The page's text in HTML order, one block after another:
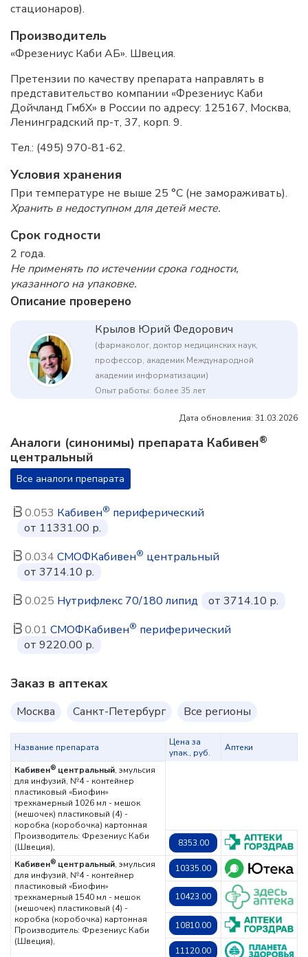
стационаров).
Производитель
«Фрезениус Каби АБ». Швеция.
Претензии по качеству препарата направлять в
представительство компании «Фрезениус Каби
Дойчланд ГмбХ» в России по адресу: 125167, Москва,
Ленинградский пр-т, 37, корп. 9.
Тел.: (495) 970-81-62.
Условия хранения
При температуре не выше 25 °C (не замораживать).
Хранить в недоступном для детей месте.
Срок годности
2 года.
Не применять по истечении срока годности,
указанного на упаковке.
Описание проверено
Крылов Юрий Федорович
(фармаколог, доктор медицинских наук,
профессор, академик Международной
академии информатизации)
Опыт работы: более 35 лет
Дата обновления: 31.03.2026
Аналоги (синонимы) препарата Кабивен®
центральный
Все аналоги препарата
0.053 Кабивен® периферический
от 11331.00 р.
0.034 СМОФКабивен® центральный
от 3714.10 р.
0.025 Нутрифлекс 70/180 липид
от 3714.10 р.
0.01 СМОФКабивен® периферический
от 9220.00 р.
Заказ в аптеках
Москва Санкт-Петербург Все регионы
Название препарата
Цена за
упак., руб.
Аптеки
Кабивен®центральный, эмульсия
для инфузий, №4 - контейнер
пластиковый «Биофин»
трехкамерный 1026 мл - мешок
(мешочек) пластиковый (4) -
коробка (коробочка) картонная
Производитель: Фрезениус Каби
(Швеция),
8353.00
Кабивен®центральный, эмульсия
для инфузий, №4 - контейнер
пластиковый «Биофин»
трехкамерный 1540 мл - мешок
(мешочек) пластиковый (4) -
коробка (коробочка) картонная
Производитель: Фрезениус Каби
(Швеция),
10335.00
10423.00
10810.00
11120.00